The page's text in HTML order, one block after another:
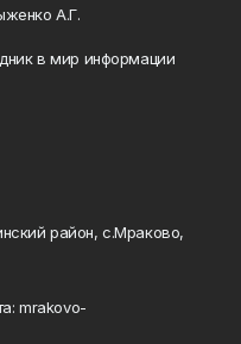
А.Г.
в мир информации
район, с.Мраково,
mrakovo-